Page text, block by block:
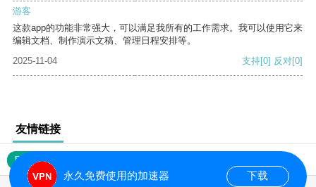
游客
这款app的功能非常强大，可以满足我所有的工作需求。我可以使用它来
编辑文档、制作演示文稿、管理日程安排等。
2025-11-04
支持[0] 反对[0]
友情链接
网站地图
永久免费使用的加速器 下载